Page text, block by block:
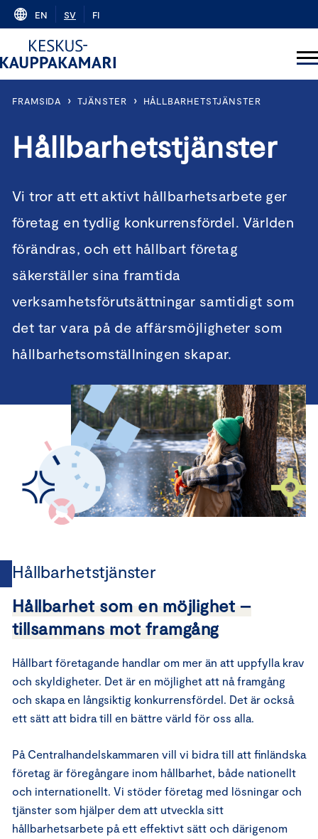
Skip
content
EN SV FI
FRAMSIDA › TJÄNSTER › HÅLLBARHETSTJÄNSTER
Hållbarhetstjänster
Vi tror att ett aktivt hållbarhetsarbete ger
företag en tydlig konkurrensfördel. Världen
förändras, och ett hållbart företag
säkerställer sina framtida
verksamhetsförutsättningar samtidigt som
det tar vara på de affärsmöjligheter som
hållbarhetsomställningen skapar.
Hållbarhetstjänster
Hållbarhet som en möjlighet –
tillsammans mot framgång
Hållbart företagande handlar om mer än att uppfylla krav
och skyldigheter. Det är en möjlighet att nå framgång
och skapa en långsiktig konkurrensfördel. Det är också
ett sätt att bidra till en bättre värld för oss alla.
På Centralhandelskammaren vill vi bidra till att finländska
företag är föregångare inom hållbarhet, både nationellt
och internationellt. Vi stöder företag med lösningar och
tjänster som hjälper dem att utveckla sitt
hållbarhetsarbete på ett effektivt sätt och därigenom